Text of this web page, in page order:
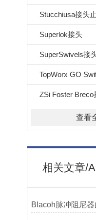
Stucchiusa接头
Superlok接头
SuperSwivels接
TopWorx GO
ZSi Foster Breco
查看
相关文章/